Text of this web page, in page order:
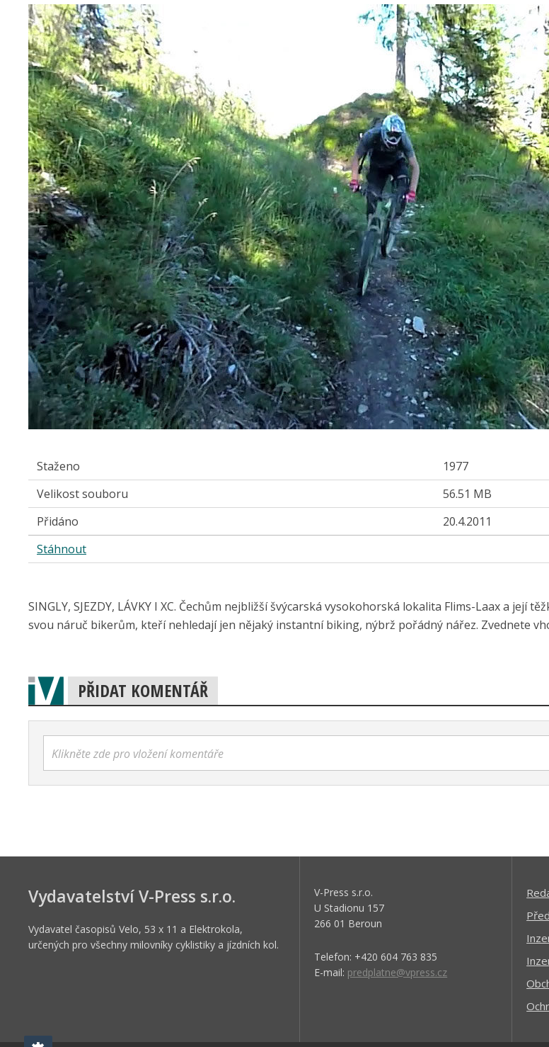
Staženo
1977
Velikost souboru
56.51 MB
Přidáno
20.4.2011
Stáhnout
SINGLY, SJEZDY, LÁVKY I XC. Čechům nejbližší švýcarská vysokohorská lokalita Flims-Laax a její
svou náruč bikerům, kteří nehledají jen nějaký instantní biking, nýbrž pořádný nářez. Zvednete
PŘIDAT KOMENTÁŘ
Klikněte zde pro vložení komentáře
Vydavatelství V-Press s.r.o.
Vydavatel časopisů Velo, 53 x 11 a Elektrokola,
určených pro všechny milovníky cyklistiky a jízdních kol.
V-Press s.r.o.
U Stadionu 157
266 01 Beroun
Telefon: +420 604 763 835
E-mail: predplatne@vpress.cz